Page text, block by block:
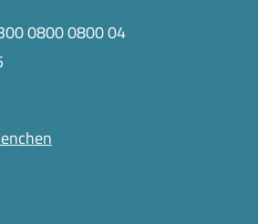
0800 0800 04